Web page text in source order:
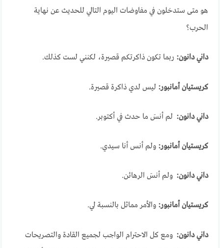
هو متى ستدخلون في مفاوضات اليوم التالي للحديث عن نهاية
الحرب؟
داني دانون: ربما تكون ذاكرتكم قصيرة، لكنني لست كذلك.
كريستيان أمانبور: ليس لدي ذاكرة قصيرة.
داني دانون: لم أنسَ ما حدث في أكتوبر.
كريستيان أمانبور:ولم أنس أنا سيدي.
داني دانون: ولم أنسَ الرهائن.
كريستيان أمانبور:والأمر مماثل بالنسبة لي.
داني دانون: ومع كل الاحترام الواجب لجميع القادة والتصريحات